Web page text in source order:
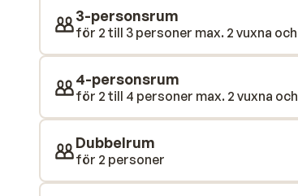
3-personsrum
för 2 till 3 personer max. 2 vuxna och
4-personsrum
för 2 till 4 personer max. 2 vuxna
Dubbelrum
för 2 personer